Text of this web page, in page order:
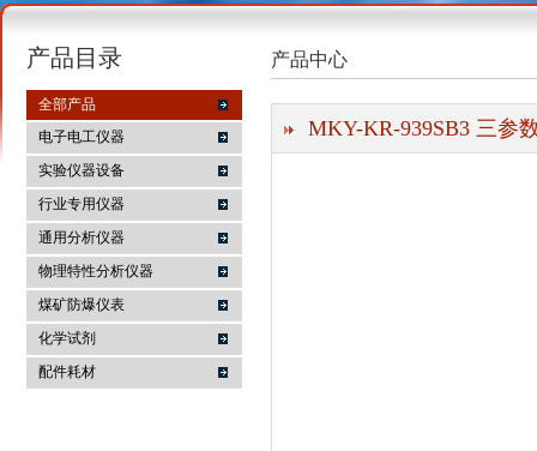
麦科仪（北京）科技有限公司
产品目录
全部产品
电子电工仪器
实验仪器设备
行业专用仪器
通用分析仪器
物理特性分析仪器
煤矿防爆仪表
化学试剂
配件耗材
产品中心
MKY-KR-939SB3 三参